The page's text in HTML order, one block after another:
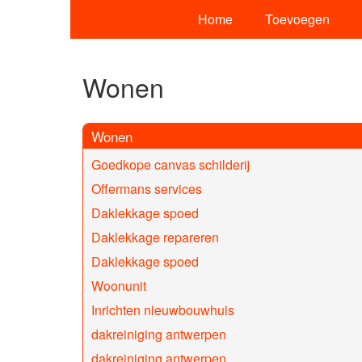
Home Toevoegen
Wonen
Wonen
Goedkope canvas schilderij
Offermans services
Daklekkage spoed
Daklekkage repareren
Daklekkage spoed
Woonunit
Inrichten nieuwbouwhuis
dakreiniging antwerpen
dakreiniging antwerpen